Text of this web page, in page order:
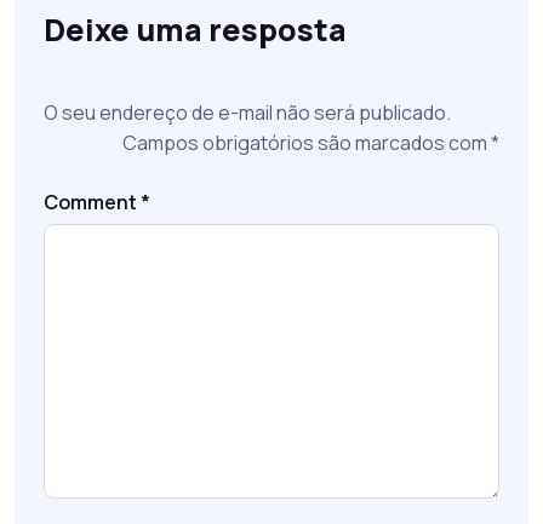
Deixe uma resposta
O seu endereço de e-mail não será publicado.
Campos obrigatórios são marcados com*
Comment *